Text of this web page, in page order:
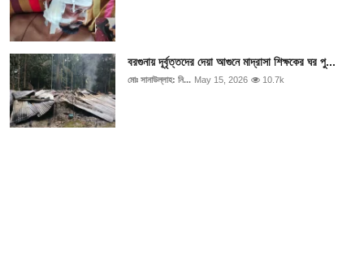
বরগুনায় দূর্বৃত্তদের দেয়া আগুনে মাদ্রাসা শিক্ষকের ঘর পু...
মোঃ সানাউল্লাহ: নি... May 15, 2026 10.7k